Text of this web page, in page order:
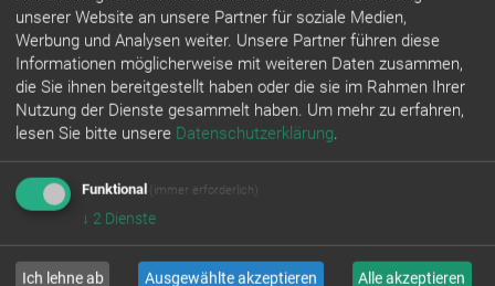
Kiendl-Hof an der Hauptstraße - unserem heutigen Firmensitz
- erworben, wo 1996 das alte Gebäude abgerissen wurde und
der Neubau unseres Verwaltungsgebäudes entstand.
Gleichzeitig wurde der Baumarkt erweitert und renoviert. 1998
erfolgte die Übernahme der Firma Buchenrieder-Mühlhäusser
in Abensberg sowie 2004 die Übernahme der Firma Winkler in
BILDERGALERIE
unserer Website an unsere Partner für soziale Medien,
Werbung und Analysen weiter. Unsere Partner führen diese
Informationen möglicherweise mit weiteren Daten zusammen,
die Sie ihnen bereitgestellt haben oder die sie im Rahmen Ihrer
Nutzung der Dienste gesammelt haben. Um mehr zu erfahren,
lesen Sie bitte unsere Datenschutzerklärung.
Funktional (immer erforderlich)
↓ 2 Dienste
Ich lehne ab Ausgewählte akzeptieren Alle akzeptieren